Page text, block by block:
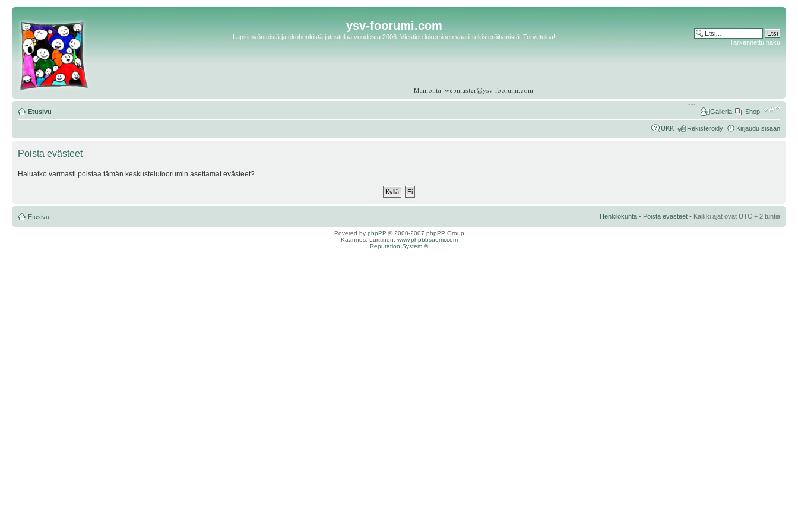
ysv-foorumi.com
Lapsimyönteistä ja ekohenkistä jutustelua vuodesta 2006. Viestien lukeminen vaatii rekisteröitymistä. Tervetuloa!
Tarkennettu haku
Etusivu Shop
Galleria
UKK Rekisteröidy Kirjaudu sisään
Poista evästeet
Haluatko varmasti poistaa tämän keskustelufoorumin asettamat evästeet?
Etusivu Henkilökunta • Poista evästeet • Kaikki ajat ovat UTC + 2 tuntia
Povered by phpPP © 2000-2007 phpPP Group
Käännös, Lurttinen, www.phpbbsuomi.com
Reputation System ©